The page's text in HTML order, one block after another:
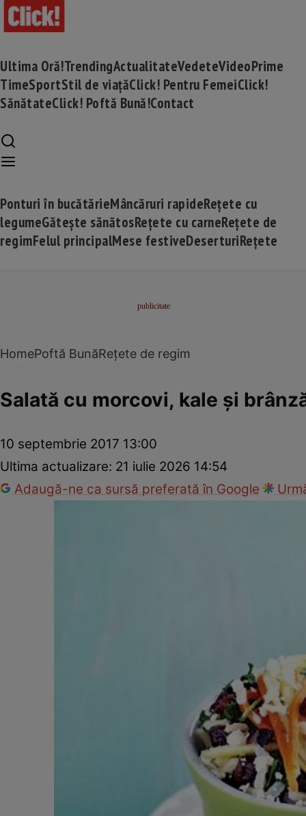
Ultima Oră!TrendingActualitateVedeteVideoPrime
TimeSportStil de viațăClick! Pentru FemeiClick!
SănătateClick! Poftă Bună!Contact
Ponturi în bucătărieMâncăruri rapideRețete cu
legumeGătește sănătosRețete cu carneRețete de
regimFelul principalMese festiveDeserturiRețete
HomePoftă BunăRețete de regim
Salată cu morcovi, kale şi
10 septembrie 2017 13:00
Ultima actualizare: 21 iulie 2026 14:54
Adaugă-ne ca sursă preferată în Google